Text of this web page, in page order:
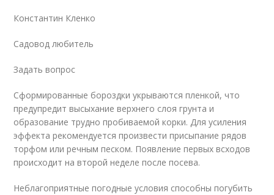
Константин Кленко
Садовод любитель
Задать вопрос
Сформированные бороздки укрываются пленкой, что
предупредит высыхание верхнего слоя грунта и
образование трудно пробиваемой корки. Для усиления
эффекта рекомендуется произвести присыпание рядов
торфом или речным песком. Появление первых всходов
происходит на второй неделе после посева.
Неблагоприятные погодные условия способны погубить